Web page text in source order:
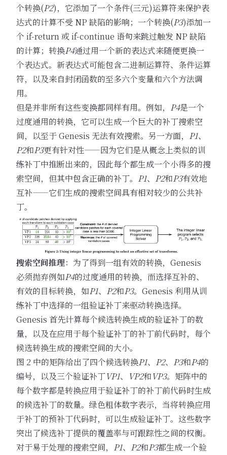
个转换(P2)，它添加了一个条件(三元)运算符来保护表
达式的计算不受 NP 缺陷的影响；一个转换(P3)添加一
个 if-return 或 if-continue 语句来跳过触发 NP 缺陷
的计算；转换P4通过用一个新的表达式来随便更换一
个表达式。新表达式可能包含二进制运算符、条件运算
符，以及来自封闭函数的至多六个变量和六个方法调
用。
但是并非所有这些变换都同样有用。例如， P4是一个
过度通用的转换，它可以生成一个巨大的补丁搜索空
间，以至于 Genesis 无法有效搜索。另一方面， P1、
P2和P3更有针对性——因为它们是从概念上类似的训
练补丁中推断出来的，因此每个都生成一个小得多的搜
索空间，但其中包含正确的补丁。 P1、 P2和P3有效地
互补——它们生成的搜索空间具有相对较少的公共补
丁。
搜索空间推理：为了得到一组有效的转换，Genesis
必须抛弃例如P4的过度通用的转换，而选择互补的、
有效的目标转换，如P1、 P2和P3。Genesis 利用从训
练补丁中选择的一组验证补丁来驱动转换选择。
Genesis 首先计算每个候选转换生成的验证补丁的数
量，以及在应用于每个验证补丁的补丁前代码时，每个
候选转换生成的搜索空间的大小。
图 2 中的矩阵给出了四个候选转换P1、 P2、 P3和P4的
编号，以及三个验证补丁VP1、 VP2和VP3。矩阵中的
每个数字都是转换应用于验证补丁的补丁前代码时生成
的候选补丁的数量。绿色粗体数字表示，当将转换应用
于补丁的预补丁代码时，可以生成验证补丁。这些数字
突出了候选补丁提供的覆盖率与可跟踪性之间的权衡。
对于易于处理的搜索空间， P1、 P2和P3都生成一个验